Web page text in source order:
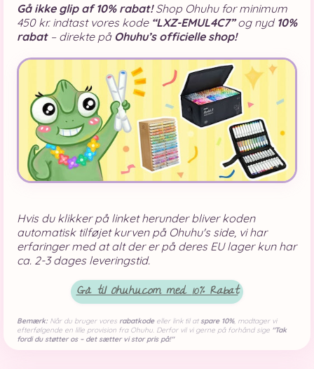
Gå ikke glip af 10% rabat!Shop Ohuhu for minimum
450 kr. indtast vores kode “LXZ-EMUL4C7”og nyd 10%
rabat– direkte på Ohuhu’s officielle shop!
Hvis du klikker på linket herunder bliver koden
automatisk tilføjet kurven på Ohuhu's side, vi har
erfaringer med at alt der er på deres EU lager kun har
ca. 2-3 dages leveringstid.
Gå til Ohuhu.com med10% Rabat
Bemærk:Når du bruger vores rabatkodeeller link til at spare 10%, modtager vi
efterfølgende en lille provision fra Ohuhu. Derfor vil vi gerne på forhånd sige "Tak
fordi du støtter os – det sætter vi stor pris på!"